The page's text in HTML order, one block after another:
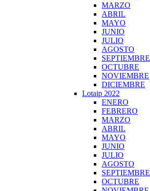
MARZO
ABRIL
MAYO
JUNIO
JULIO
AGOSTO
SEPTIEMBRE
OCTUBRE
NOVIEMBRE
DICIEMBRE
Lotaip 2022
ENERO
FEBRERO
MARZO
ABRIL
MAYO
JUNIO
JULIO
AGOSTO
SEPTIEMBRE
OCTUBRE